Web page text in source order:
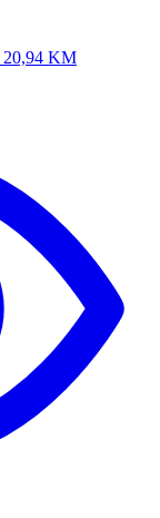
20,94 KM